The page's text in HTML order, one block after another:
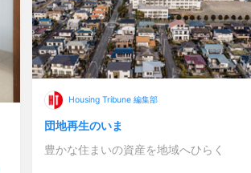
Housing Tribune 編集部
団地再生のいま
豊かな住まいの資産を地域へひらく